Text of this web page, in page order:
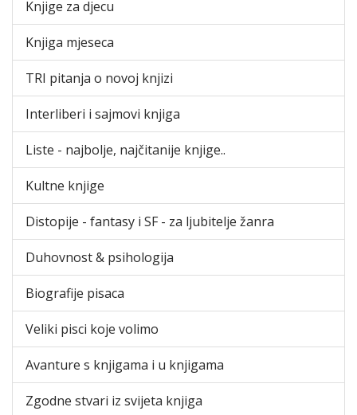
Knjige za djecu
Knjiga mjeseca
TRI pitanja o novoj knjizi
Interliberi i sajmovi knjiga
Liste - najbolje, najčitanije knjige..
Kultne knjige
Distopije - fantasy i SF - za ljubitelje žanra
Duhovnost & psihologija
Biografije pisaca
Veliki pisci koje volimo
Avanture s knjigama i u knjigama
Zgodne stvari iz svijeta knjiga